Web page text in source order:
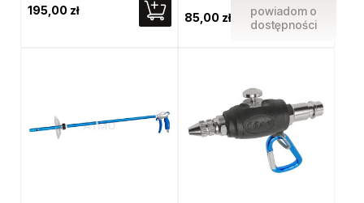
195,00 zł
85,00 zł
powiadom o
dostępności